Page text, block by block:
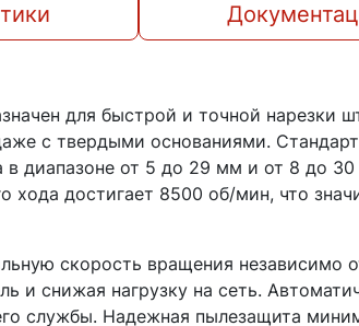
для быстрой и точной нарезки
с твердыми основаниями.
диапазоне от 5 до 29 мм и от 8 до
достигает 8500 об/мин, что
скорость вращения независимо
и снижая нагрузку на сеть.
службы. Надежная пылезащита